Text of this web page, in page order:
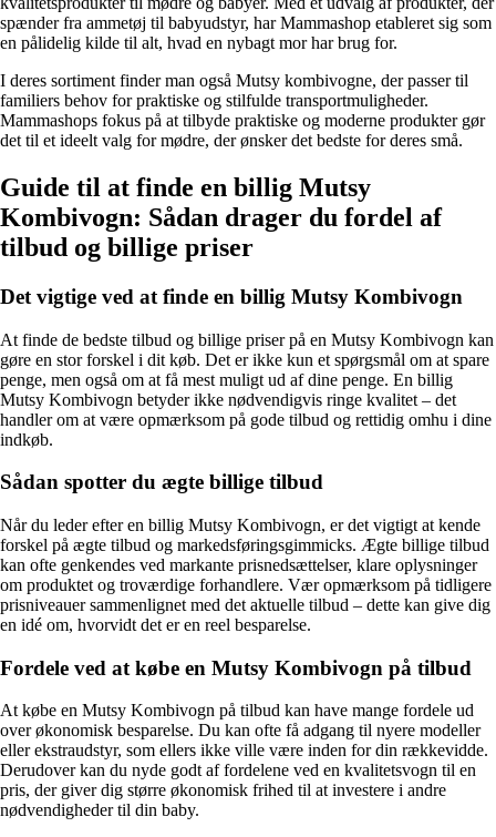
spænder fra ammetøj til babyudstyr, har Mammashop etableret sig som
en pålidelig kilde til alt, hvad en nybagt mor har brug for.
I deres sortiment finder man også Mutsy kombivogne, der passer til
familiers behov for praktiske og stilfulde transportmuligheder.
Mammashops fokus på at tilbyde praktiske og moderne produkter gør
det til et ideelt valg for mødre, der ønsker det bedste for deres små.
Guide til at finde en billig Mutsy
Kombivogn: Sådan drager du fordel af
tilbud og billige priser
Det vigtige ved at finde en billig Mutsy Kombivogn
At finde de bedste tilbud og billige priser på en Mutsy Kombivogn kan
gøre en stor forskel i dit køb. Det er ikke kun et spørgsmål om at spare
penge, men også om at få mest muligt ud af dine penge. En billig
Mutsy Kombivogn betyder ikke nødvendigvis ringe kvalitet – det
handler om at være opmærksom på gode tilbud og rettidig omhu i dine
indkøb.
Sådan spotter du ægte billige tilbud
Når du leder efter en billig Mutsy Kombivogn, er det vigtigt at kende
forskel på ægte tilbud og markedsføringsgimmicks. Ægte billige tilbud
kan ofte genkendes ved markante prisnedsættelser, klare oplysninger
om produktet og troværdige forhandlere. Vær opmærksom på tidligere
prisniveauer sammenlignet med det aktuelle tilbud – dette kan give dig
en idé om, hvorvidt det er en reel besparelse.
Fordele ved at købe en Mutsy Kombivogn på tilbud
At købe en Mutsy Kombivogn på tilbud kan have mange fordele ud
over økonomisk besparelse. Du kan ofte få adgang til nyere modeller
eller ekstraudstyr, som ellers ikke ville være inden for din rækkevidde.
Derudover kan du nyde godt af fordelene ved en kvalitetsvogn til en
pris, der giver dig større økonomisk frihed til at investere i andre
nødvendigheder til din baby.